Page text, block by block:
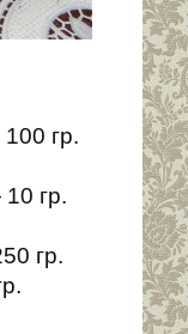
гр.
гр.
гр.